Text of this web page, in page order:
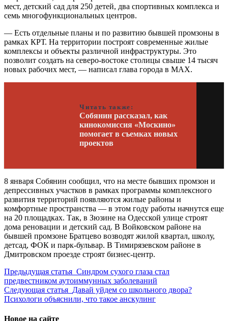
мест, детский сад для 250 детей, два спортивных комплекса и
семь многофункциональных центров.
— Есть отдельные планы и по развитию бывшей промзоны в
рамках КРТ. На территории построят современные жилые
комплексы и объекты различной инфраструктуры. Это
позволит создать на северо-востоке столицы свыше 14 тысяч
новых рабочих мест, — написал глава города в MAX.
Читать также:
Собянин рассказал, как
кинокомиссия «Москино»
помогает в съемках новых
проектов
8 января Собянин сообщил, что на месте бывших промзон и
депрессивных участков в рамках программы комплексного
развития территорий появляются жилые районы и
комфортные пространства — в этом году работы начнутся еще
на 20 площадках. Так, в Зюзине на Одесской улице строят
дома реновации и детский сад. В Войковском районе на
бывшей промзоне Братцево возводят жилой квартал, школу,
детсад, ФОК и парк-бульвар. В Тимирязевском районе в
Дмитровском проезде строят бизнес-центр.
Предыдущая статья Синдром сухого глаза стал
предвестником аутоиммунных заболеваний
Следующая статья Давай уйдем со школьного двора?
Психологи объяснили, что такое анскулинг
Новое на сайте